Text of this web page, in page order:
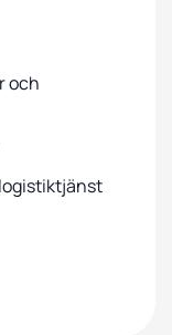
och